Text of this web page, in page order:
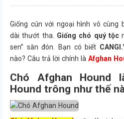
Giống cún với ngoại hình vô
dài thướt tha. Giống chó quý tộc
sen” săn đón. Bạn có biết
nào? Câu trả lời chính là Afghan
Chó Afghan Hound
Hound trông như thế